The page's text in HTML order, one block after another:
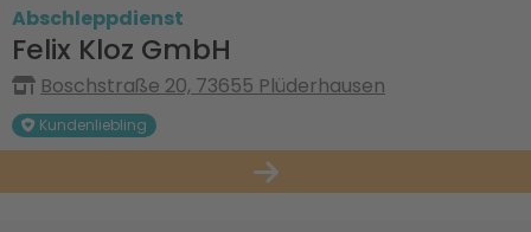
Abschleppdienst
Felix Kloz GmbH
Boschstraße 20, 73655 Plüderhausen
Kundenliebling